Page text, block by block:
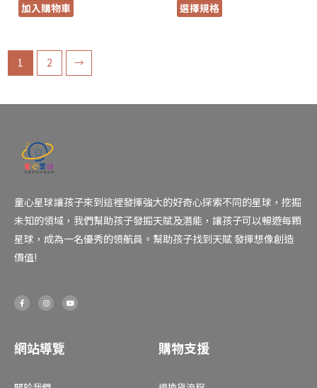
加入購物車 選擇規格
1 2 →
童心星球讓孩子來到這裡發揮強大的好奇心探索不同的星球，挖掘
未知的領域，我們幫助孩子發掘天賦及潛能，讓孩子可以暢遊每顆
星球，成為一名優秀的領航員。幫助孩子找到天賦 發揮想像創造
價值!
F
a
c
k
-
I
n
s
a
m
Y
o
u
網站導覽 購物支援